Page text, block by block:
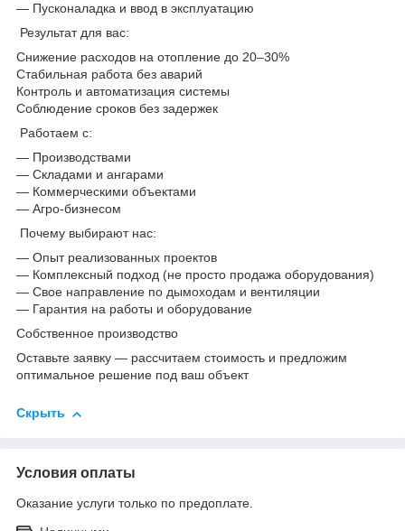
— Пусконаладка и ввод в эксплуатацию
Результат для вас:
Снижение расходов на отопление до 20–30%
Стабильная работа без аварий
Контроль и автоматизация системы
Соблюдение сроков без задержек
Работаем с:
— Производствами
— Складами и ангарами
— Коммерческими объектами
— Агро-бизнесом
Почему выбирают нас:
— Опыт реализованных проектов
— Комплексный подход (не просто продажа оборудования)
— Свое направление по дымоходам и вентиляции
— Гарантия на работы и оборудование
Собственное производство
Оставьте заявку — рассчитаем стоимость и предложим
оптимальное решение под ваш объект
Скрыть
Условия оплаты
Оказание услуги только по предоплате.